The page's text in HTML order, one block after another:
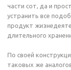
части сот, да и
устранить все
продукт
длительного
По своей
таковых же